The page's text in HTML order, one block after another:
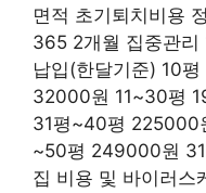
면적 초기퇴치비용
365 2개월 집중관리
납입(한달기준) 10
32000원 11~30평
31평~40평 225000
~50평 249000원
집 비용 및 바이러스